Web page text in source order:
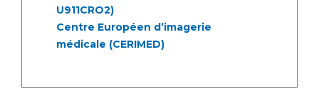
Protection des données
U911CRO2)
Centre Européen d’imagerie
médicale (CERIMED)